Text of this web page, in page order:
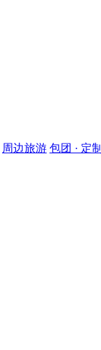
周边旅游 包团 · 定制